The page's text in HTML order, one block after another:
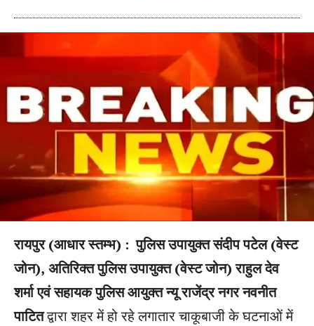
रायपुर (आधार स्तम्भ) : पुलिस उपायुक्त संदीप पटेल (वेस्ट
जोन), अतिरिक्त पुलिस उपायुक्त (वेस्ट जोन) राहुल देव
शर्मा एवं सहायक पुलिस आयुक्त न्यू राजेंद्र नगर नवनीत
पाटितद्वारा शहर में हो रहे लगातार चाकूबाजी के घटनाओं में